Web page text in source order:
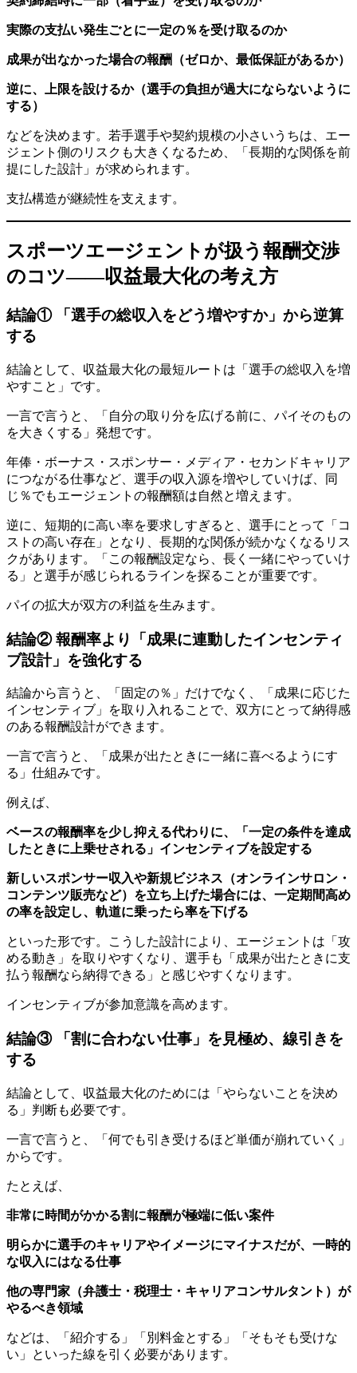
実際の支払い発生ごとに一定の％を受け取るのか
成果が出なかった場合の報酬（ゼロか、最低保証があるか）
逆に、上限を設けるか（選手の負担が過大にならないように
する）
などを決めます。若手選手や契約規模の小さいうちは、エー
ジェント側のリスクも大きくなるため、「長期的な関係を前
提にした設計」が求められます。
支払構造が継続性を支えます。
スポーツエージェントが扱う報酬交渉
のコツ——収益最大化の考え方
結論① 「選手の総収入をどう増やすか」から逆算
する
結論として、収益最大化の最短ルートは「選手の総収入を増
やすこと」です。
一言で言うと、「自分の取り分を広げる前に、パイそのもの
を大きくする」発想です。
年俸・ボーナス・スポンサー・メディア・セカンドキャリア
につながる仕事など、選手の収入源を増やしていけば、同
じ％でもエージェントの報酬額は自然と増えます。
逆に、短期的に高い率を要求しすぎると、選手にとって「コ
ストの高い存在」となり、長期的な関係が続かなくなるリス
クがあります。「この報酬設定なら、長く一緒にやっていけ
る」と選手が感じられるラインを探ることが重要です。
パイの拡大が双方の利益を生みます。
結論② 報酬率より「成果に連動したインセンティ
ブ設計」を強化する
結論から言うと、「固定の％」だけでなく、「成果に応じた
インセンティブ」を取り入れることで、双方にとって納得感
のある報酬設計ができます。
一言で言うと、「成果が出たときに一緒に喜べるようにす
る」仕組みです。
例えば、
ベースの報酬率を少し抑える代わりに、「一定の条件を達成
したときに上乗せされる」インセンティブを設定する
新しいスポンサー収入や新規ビジネス（オンラインサロン・
コンテンツ販売など）を立ち上げた場合には、一定期間高め
の率を設定し、軌道に乗ったら率を下げる
といった形です。こうした設計により、エージェントは「攻
める動き」を取りやすくなり、選手も「成果が出たときに支
払う報酬なら納得できる」と感じやすくなります。
インセンティブが参加意識を高めます。
結論③ 「割に合わない仕事」を見極め、線引きを
する
結論として、収益最大化のためには「やらないことを決め
る」判断も必要です。
一言で言うと、「何でも引き受けるほど単価が崩れていく」
からです。
たとえば、
非常に時間がかかる割に報酬が極端に低い案件
明らかに選手のキャリアやイメージにマイナスだが、一時的
な収入にはなる仕事
他の専門家（弁護士・税理士・キャリアコンサルタント）が
やるべき領域
などは、「紹介する」「別料金とする」「そもそも受けな
い」といった線を引く必要があります。